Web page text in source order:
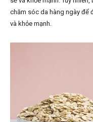
chăm sóc da hàng ngày để
và khỏe mạnh.